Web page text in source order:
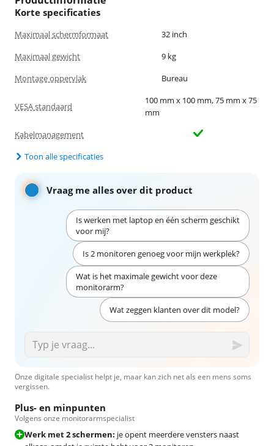
Korte specificaties
Maximaal schermformaat
32 inch
Maximaal gewicht
9 kg
Montage oppervlak
Bureau
VESA standaard
100 mm x 100 mm, 75 mm x 75
mm
Kabelmanagement
Toon alle specificaties
Vraag me alles over dit product
Is werken met laptop en één scherm geschikt
voor mij?
Is 2 monitoren genoeg voor mijn werkplek?
Wat is het maximale gewicht voor deze
monitorarm?
Wat zeggen klanten over dit model?
Onze digitale specialist helpt je, maar kan zich net als een mens soms
vergissen.
Plus- en minpunten
Volgens onze monitorarmspecialist
Werk met 2 schermen: je opent meerdere vensters naast